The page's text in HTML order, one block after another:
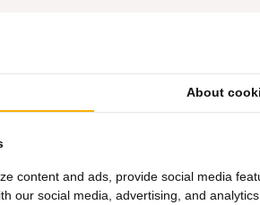
About
content and ads, provide social media
our social media, advertising, and